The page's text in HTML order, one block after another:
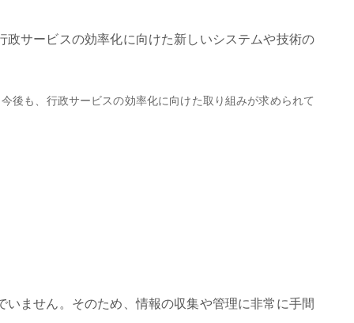
サービスの効率化に向けた新しいシステムや技術の
後も、行政サービスの効率化に向けた取り組みが求められて
ません。そのため、情報の収集や管理に非常に手間